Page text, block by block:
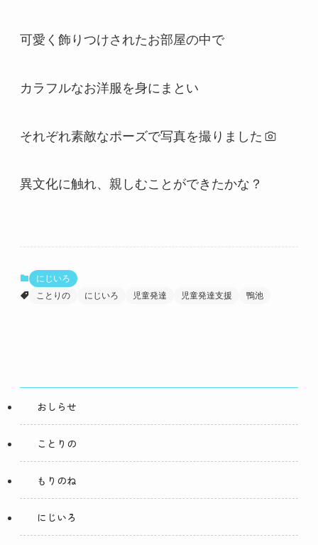
可愛く飾りつけされたお部屋の中で
カラフルなお洋服を身にまとい
それぞれ素敵なポーズで写真を撮りました
異文化に触れ、親しむことができたかな？
にじいろ
ことりの
にじいろ 児童発達 児童発達支援 鴨池
おしらせ
ことりの
もりのね
にじいろ